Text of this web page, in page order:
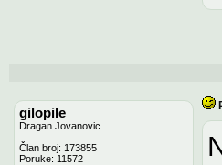
gilopile
Dragan Jovanovic
Član broj: 173855
Poruke: 11572